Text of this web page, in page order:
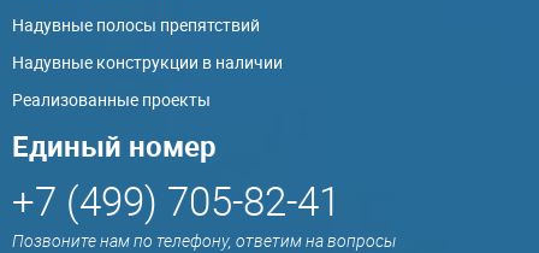
Надувные полосы препятствий
Надувные конструкции в наличии
Реализованные проекты
Единый номер
+7 (499) 705-82-41
Позвоните нам по телефону, ответим на вопросы